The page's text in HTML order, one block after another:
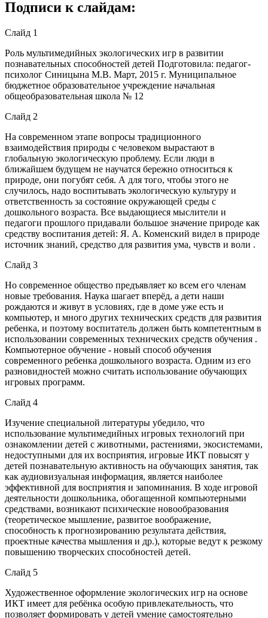
Подписи к слайдам:
Слайд 1
Роль мультимедийных экологических игр в развитии
познавательных способностей детей Подготовила: педагог-
психолог Синицына М.В. Март, 2015 г. Муниципальное
бюджетное образовательное учреждение начальная
общеобразовательная школа № 12
Слайд 2
На современном этапе вопросы традиционного
взаимодействия природы с человеком вырастают в
глобальную экологическую проблему. Если люди в
ближайшем будущем не научатся бережно относиться к
природе, они погубят себя. А для того, чтобы этого не
случилось, надо воспитывать экологическую культуру и
ответственность за состояние окружающей среды с
дошкольного возраста. Все выдающиеся мыслители и
педагоги прошлого придавали большое значение природе как
средству воспитания детей: Я. А. Коменский видел в природе
источник знаний, средство для развития ума, чувств и воли .
Слайд 3
Но современное общество предъявляет ко всем его членам
новые требования. Наука шагает вперёд, а дети наши
рождаются и живут в условиях, где в доме уже есть и
компьютер, и много других технических средств для развития
ребенка, и поэтому воспитатель должен быть компетентным в
использовании современных технических средств обучения .
Компьютерное обучение - новый способ обучения
современного ребенка дошкольного возраста. Одним из его
разновидностей можно считать использование обучающих
игровых программ.
Слайд 4
Изучение специальной литературы убедило, что
использование мультимедийных игровых технологий при
ознакомлении детей с животными, растениями, экосистемами,
недоступными для их восприятия, игровые ИКТ повысят у
детей познавательную активность на обучающих занятия, так
как аудиовизуальная информация, является наиболее
эффективной для восприятия и запоминания. В ходе игровой
деятельности дошкольника, обогащенной компьютерными
средствами, возникают психические новообразования
(теоретическое мышление, развитое воображение,
способность к прогнозированию результата действия,
проектные качества мышления и др.), которые ведут к резкому
повышению творческих способностей детей.
Слайд 5
Художественное оформление экологических игр на основе
ИКТ имеет для ребёнка особую привлекательность, что
позволяет формировать у детей умение самостоятельно